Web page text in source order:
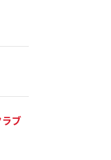
ブ